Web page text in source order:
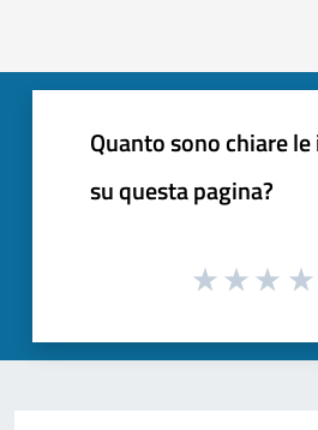
Quanto sono chiare
su questa pagina?